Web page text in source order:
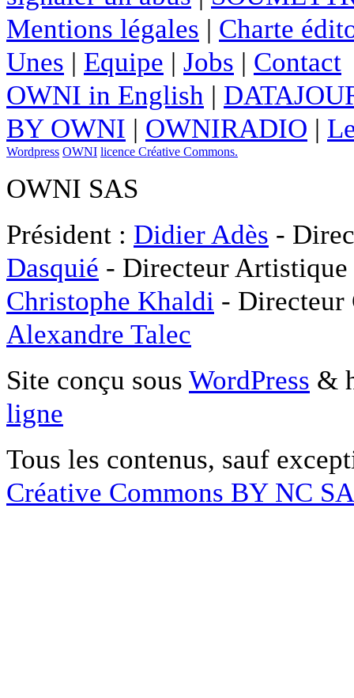
Mentions légales | Charte
Unes | Equipe | Jobs | Contact
OWNI in English |
BY OWNI | OWNIRADIO |
Wordpress OWNI licence Créative Commons.
OWNI SAS
Président : Didier Adès -
Dasquié - Directeur
Christophe Khaldi -
Alexandre Talec
Site conçu sous WordPress &
ligne
Tous les contenus, sauf
Créative Commons BY NC SA